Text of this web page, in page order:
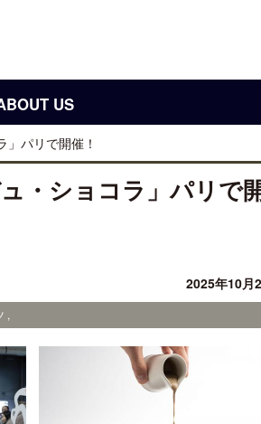
US
パリで開催！
・ショコラ」パリで
2025年10月
,